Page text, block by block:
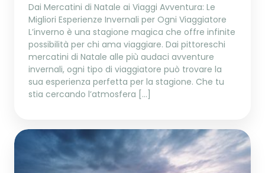
Dai Mercatini di Natale ai Viaggi Avventura: Le
Migliori Esperienze Invernali per Ogni Viaggiatore
L’inverno è una stagione magica che offre infinite
possibilità per chi ama viaggiare. Dai pittoreschi
mercatini di Natale alle più audaci avventure
invernali, ogni tipo di viaggiatore può trovare la
sua esperienza perfetta per la stagione. Che tu
stia cercando l’atmosfera […]